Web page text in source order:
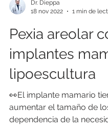
Dr. Dieppa
Pexia areolar
implantes
lipoescultura
👀El implante mamario